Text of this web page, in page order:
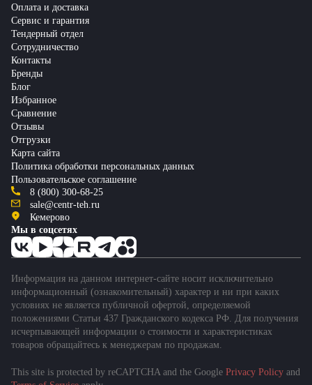
Оплата и доставка
Сервис и гарантия
Тендерный отдел
Сотрудничество
Контакты
Бренды
Блог
Избранное
Сравнение
Отзывы
Отгрузки
Карта сайта
Политика обработки персональных данных
Пользовательское соглашение
8 (800) 300-68-25
sale@centr-teh.ru
Кемерово
Мы в соцсетях
Информация на данном интернет-сайте носит исключительно
информационный (ознакомительный) характер и ни при каких
условиях не является публичной офертой, определяемой
положениями Статьи 437 Гражданского кодекса РФ. Для получения
исчерпывающей информации о стоимости и характеристиках
товаров обращайтесь к менеджерам по продажам.
This site is protected by reCAPTCHA and the Google Privacy Policy and